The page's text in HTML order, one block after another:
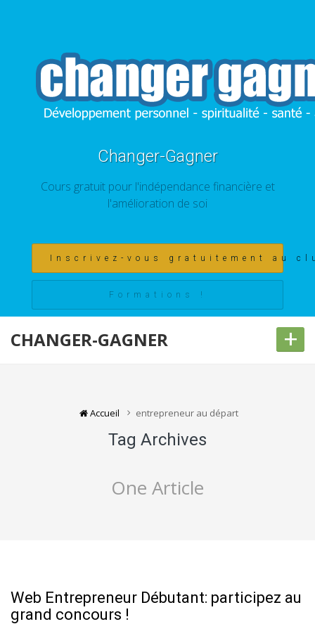
Changer-Gagner
Cours gratuit pour l'indépendance financière et
l'amélioration de soi
Inscrivez-vous gratuitement au
Formations !
CHANGER-GAGNER +
Accueil entrepreneur au départ
Tag Archives
One Article
Web Entrepreneur Débutant: participez au
grand concours !